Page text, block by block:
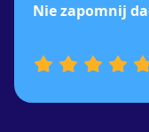
Nie zapomnij